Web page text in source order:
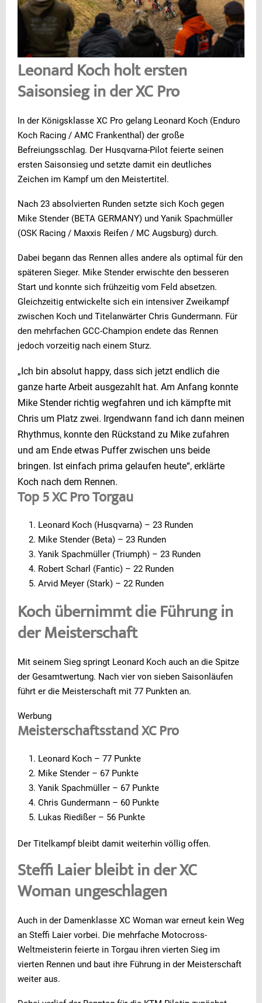
Leonard Koch holt ersten
Saisonsieg in der XC Pro
In der Königsklasse XC Pro gelang Leonard Koch (Enduro
Koch Racing / AMC Frankenthal) der große
Befreiungsschlag. Der Husqvarna-Pilot feierte seinen
ersten Saisonsieg und setzte damit ein deutliches
Zeichen im Kampf um den Meistertitel.
Nach 23 absolvierten Runden setzte sich Koch gegen
Mike Stender (BETA GERMANY) und Yanik Spachmüller
(OSK Racing / Maxxis Reifen / MC Augsburg) durch.
Dabei begann das Rennen alles andere als optimal für den
späteren Sieger. Mike Stender erwischte den besseren
Start und konnte sich frühzeitig vom Feld absetzen.
Gleichzeitig entwickelte sich ein intensiver Zweikampf
zwischen Koch und Titelanwärter Chris Gundermann. Für
den mehrfachen GCC-Champion endete das Rennen
jedoch vorzeitig nach einem Sturz.
„Ich bin absolut happy, dass sich jetzt endlich die
ganze harte Arbeit ausgezahlt hat. Am Anfang konnte
Mike Stender richtig wegfahren und ich kämpfte mit
Chris um Platz zwei. Irgendwann fand ich dann meinen
Rhythmus, konnte den Rückstand zu Mike zufahren
und am Ende etwas Puffer zwischen uns beide
bringen. Ist einfach prima gelaufen heute“, erklärte
Koch nach dem Rennen.
Top 5 XC Pro Torgau
Leonard Koch (Husqvarna) – 23 Runden
Mike Stender (Beta) – 23 Runden
Yanik Spachmüller (Triumph) – 23 Runden
Robert Scharl (Fantic) – 22 Runden
Arvid Meyer (Stark) – 22 Runden
Koch übernimmt die Führung in
der Meisterschaft
Mit seinem Sieg springt Leonard Koch auch an die Spitze
der Gesamtwertung. Nach vier von sieben Saisonläufen
führt er die Meisterschaft mit 77 Punkten an.
Werbung
Meisterschaftsstand XC Pro
Leonard Koch – 77 Punkte
Mike Stender – 67 Punkte
Yanik Spachmüller – 67 Punkte
Chris Gundermann – 60 Punkte
Lukas Riedißer – 56 Punkte
Der Titelkampf bleibt damit weiterhin völlig offen.
Steffi Laier bleibt in der XC
Woman ungeschlagen
Auch in der Damenklasse XC Woman war erneut kein Weg
an Steffi Laier vorbei. Die mehrfache Motocross-
Weltmeisterin feierte in Torgau ihren vierten Sieg im
vierten Rennen und baut ihre Führung in der Meisterschaft
weiter aus.